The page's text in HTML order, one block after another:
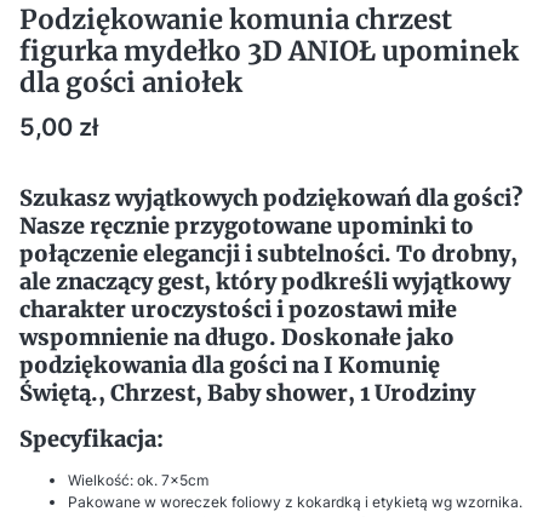
Podziękowanie komunia chrzest
figurka mydełko 3D ANIOŁ upominek
dla gości aniołek
Cena
5,00 zł
Szukasz wyjątkowych podziękowań dla gości?
Nasze ręcznie przygotowane upominki to
połączenie elegancji i subtelności. To drobny,
ale znaczący gest, który podkreśli wyjątkowy
charakter uroczystości i pozostawi miłe
wspomnienie na długo. Doskonałe jako
podziękowania dla gości na I Komunię
Świętą., Chrzest, Baby shower, 1 Urodziny
Specyfikacja:
Wielkość: ok. 7x5cm
Pakowane w woreczek foliowy z kokardką i etykietą wg wzornika.